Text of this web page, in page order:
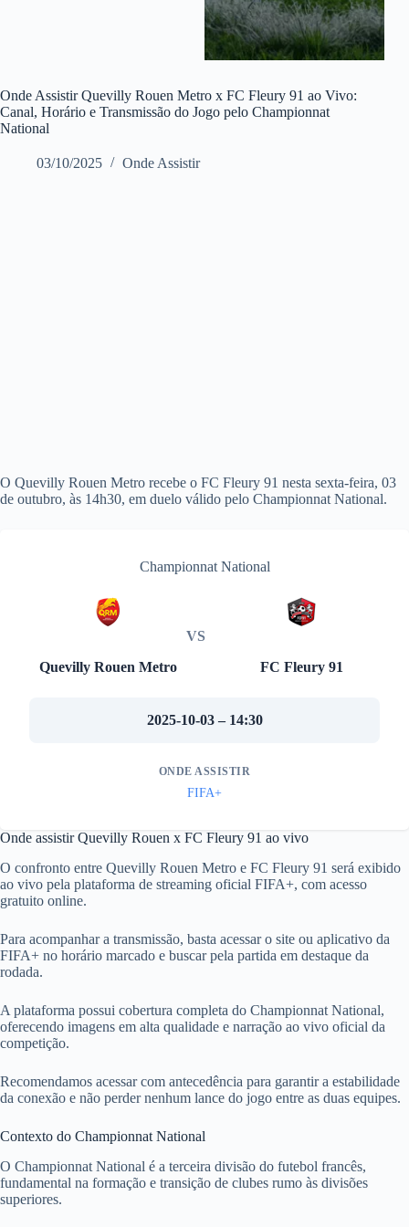
Onde Assistir Quevilly Rouen Metro x FC Fleury 91 ao Vivo:
Canal, Horário e Transmissão do Jogo pelo Championnat
National
03/10/2025 Onde Assistir
O Quevilly Rouen Metro recebe o FC Fleury 91 nesta sexta-feira, 03
de outubro, às 14h30, em duelo válido pelo Championnat National.
Championnat National
Quevilly Rouen Metro
VS
FC Fleury 91
2025-10-03 – 14:30
ONDE ASSISTIR
FIFA+
Onde assistir Quevilly Rouen x FC Fleury 91 ao vivo
O confronto entre Quevilly Rouen Metro e FC Fleury 91 será exibido
ao vivo pela plataforma de streaming oficial FIFA+, com acesso
gratuito online.
Para acompanhar a transmissão, basta acessar o site ou aplicativo da
FIFA+ no horário marcado e buscar pela partida em destaque da
rodada.
A plataforma possui cobertura completa do Championnat National,
oferecendo imagens em alta qualidade e narração ao vivo oficial da
competição.
Recomendamos acessar com antecedência para garantir a estabilidade
da conexão e não perder nenhum lance do jogo entre as duas equipes.
Contexto do Championnat National
O Championnat National é a terceira divisão do futebol francês,
fundamental na formação e transição de clubes rumo às divisões
superiores.